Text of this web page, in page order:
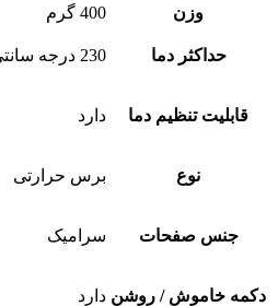
وزن 400 گرم
حداکثر دما 230 درجه سانتی گراد
قابلیت تنظیم دما دارد
نوع برس حرارتی
جنس صفحات سرامیک
دکمه خاموش / روشن دارد